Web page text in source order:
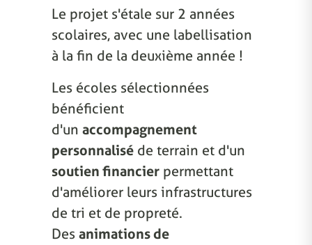
Le projet s'étale sur 2 années
scolaires, avec une labellisation
à la fin de la deuxième année !
Les écoles sélectionnées
bénéficient
d'un accompagnement
personnalisé de terrain et d'un
soutien financier permettant
d'améliorer leurs infrastructures
de tri et de propreté.
Des animations de